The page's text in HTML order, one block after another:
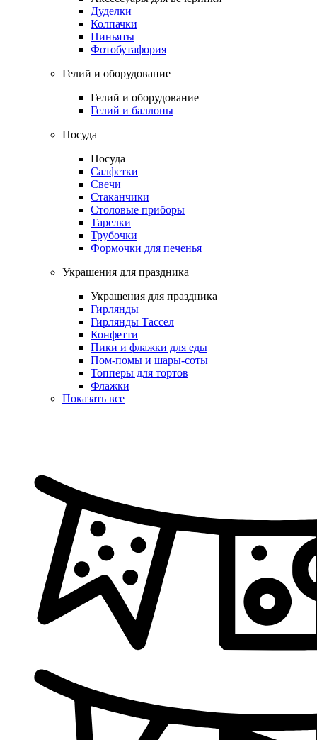
Дуделки
Колпачки
Пиньяты
Фотобутафория
Гелий и оборудование
Гелий и оборудование
Гелий и баллоны
Посуда
Посуда
Салфетки
Свечи
Стаканчики
Столовые приборы
Тарелки
Трубочки
Формочки для печенья
Украшения для праздника
Украшения для праздника
Гирлянды
Гирлянды Тассел
Конфетти
Пики и флажки для еды
Пом-помы и шары-соты
Топперы для тортов
Флажки
Показать все